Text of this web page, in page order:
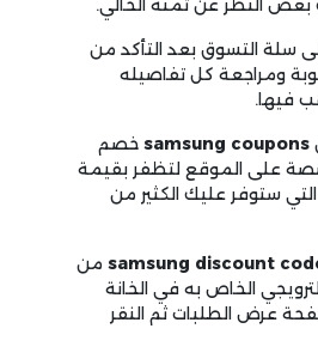
بغض النظر عن ثمنه الحالي.
سلة التسوق بعد التأكد من
ومراجعة كل تفاصيله
فيها.
samsung coupons خصم
على الموقع لتظفر بقيمة
ستوفر عليك الكثير من
samsung discount من
الخاص به في الخانة
عرض الطلبات ثم النقر